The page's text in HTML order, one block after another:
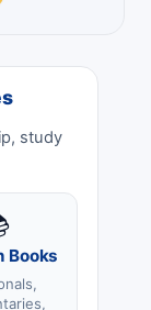
study
Books